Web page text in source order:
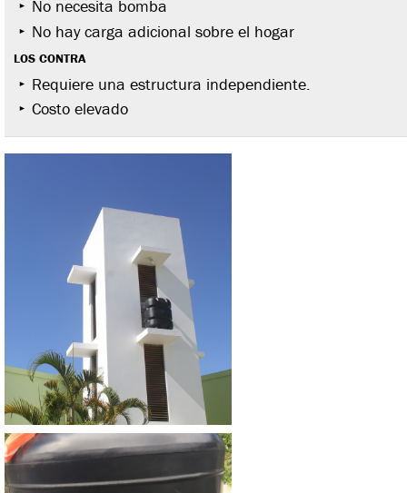
No necesita bomba
No hay carga adicional sobre el hogar
LOS CONTRA
Requiere una estructura independiente.
Costo elevado